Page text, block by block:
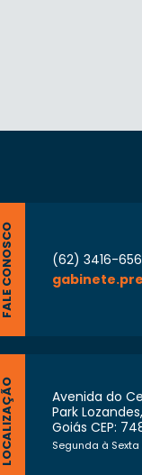
FALE CONOSCO
(62) 3416-
LOCALIZAÇÃO
Avenida do
Park
Goiás CEP:
Segunda à Sexta